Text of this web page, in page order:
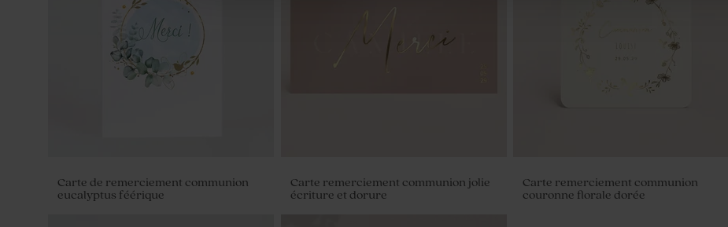
Contenant à dragées communion
cloche dorée
Contenant en verre nervuré
Carte de remerciement communion
eucalyptus féérique
Carte remerciement communion jolie
écriture et dorure
Carte remerciement communion
couronne florale dorée